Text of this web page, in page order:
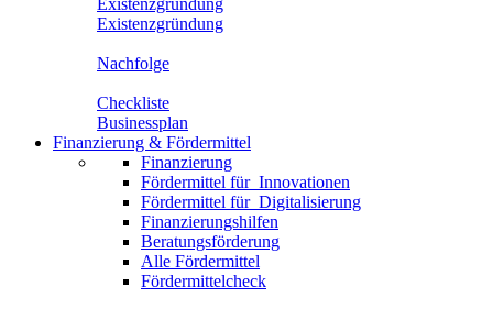
Existenzgründung
Nachfolge
Checkliste
Businessplan
Finanzierung & Fördermittel
Finanzierung
Fördermittel für Innovationen
Fördermittel für Digitalisierung
Finanzierungshilfen
Beratungsförderung
Alle Fördermittel
Fördermittelcheck